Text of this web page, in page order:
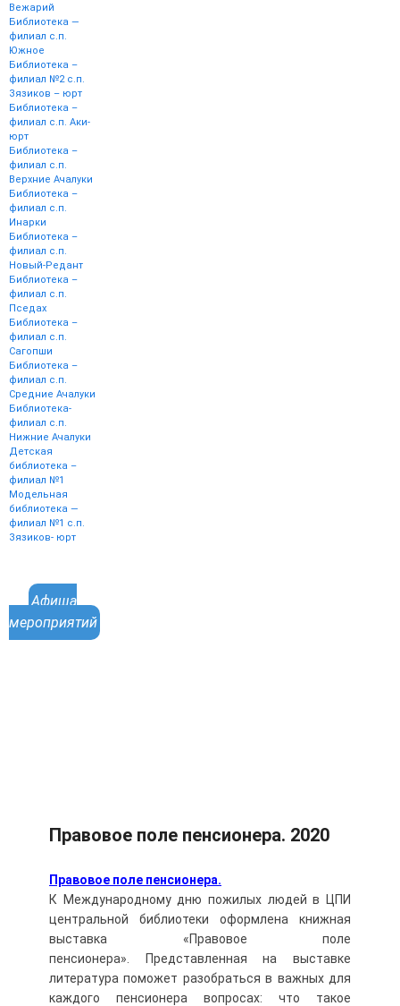
Вежарий
Библиотека —
филиал с.п.
Южное
Библиотека –
филиал №2 с.п.
Зязиков – юрт
Библиотека –
филиал с.п. Аки-
юрт
Библиотека –
филиал с.п.
Верхние Ачалуки
Библиотека –
филиал с.п.
Инарки
Библиотека –
филиал с.п.
Новый-Редант
Библиотека –
филиал с.п.
Пседах
Библиотека –
филиал с.п.
Сагопши
Библиотека –
филиал с.п.
Средние Ачалуки
Библиотека-
филиал с.п.
Нижние Ачалуки
Детская
библиотека –
филиал №1
Модельная
библиотека —
филиал №1 с.п.
Зязиков- юрт
Афиша
мероприятий
Правовое поле пенсионера. 2020
Правовое поле пенсионера.
К Международному дню пожилых людей в ЦПИ
центральной библиотеки оформлена книжная
выставка «Правовое поле
пенсионера». Представленная на выставке
литература поможет разобраться в важных для
каждого пенсионера вопросах: что такое